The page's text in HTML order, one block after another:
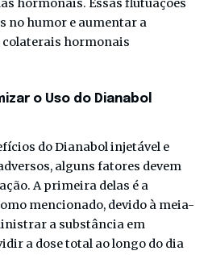
hormonais. Essas flutuações
no humor e aumentar a
colaterais hormonais
o Uso do Dianabol
do Dianabol injetável e
alguns fatores devem
A primeira delas é a
mencionado, devido à meia-
a substância em
a dose total ao longo do dia